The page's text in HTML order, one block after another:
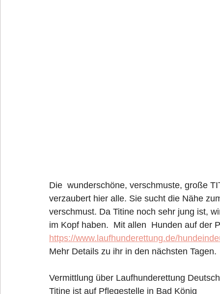
Die  wunderschöne, verschmuste, große
verzaubert hier alle. Sie sucht die Nähe
verschmust. Da Titine noch sehr jung ist,
im Kopf haben.  Mit allen  Hunden auf
https://www.laufhunderettung.de/
Mehr Details zu ihr in den nächsten Tagen.
Vermittlung über Laufhunderettung
Titine ist auf Pflegestelle in Bad König